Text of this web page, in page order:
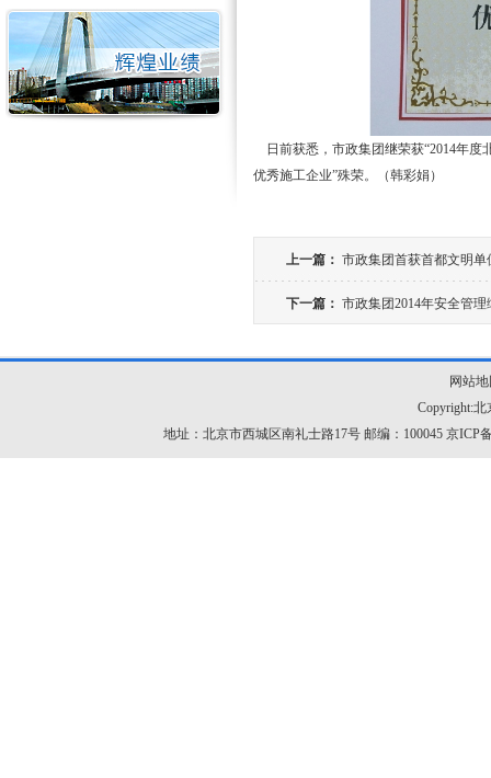
日前获悉，市政集团继荣获“2014年度
优秀施工企业”殊荣。（韩彩娟）
上一篇： 市政集团首获首都文明单
下一篇： 市政集团2014年安全管
网站
Copyright:
地址：北京市西城区南礼士路17号 邮编：100045 京ICP